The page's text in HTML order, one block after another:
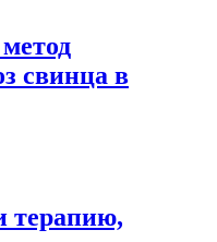
свинца в
терапию,